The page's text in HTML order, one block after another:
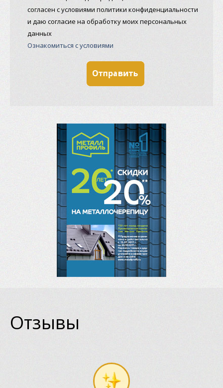
согласен с условиями политики конфиденциальности
и даю согласие на обработку моих персональных
данных
Ознакомиться с условиями
Отзывы